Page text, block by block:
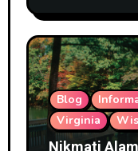
Blog
Virginia